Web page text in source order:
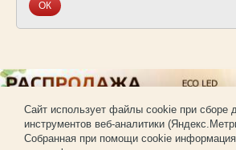
© Фирма «Электра»
Использование материалов сайта без согласования запрещено.
Cайт использует файлы cookie при сборе
инструментов веб-аналитики
Собранная при помощи cookie